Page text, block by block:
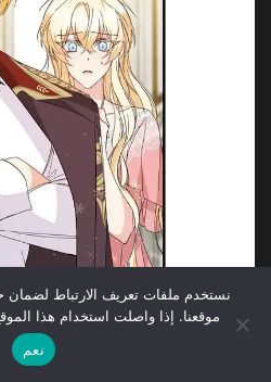
نستخدم ملفات تعريف الارتباط
موقعنا. إذا واصلت استخدام هذا
نعم